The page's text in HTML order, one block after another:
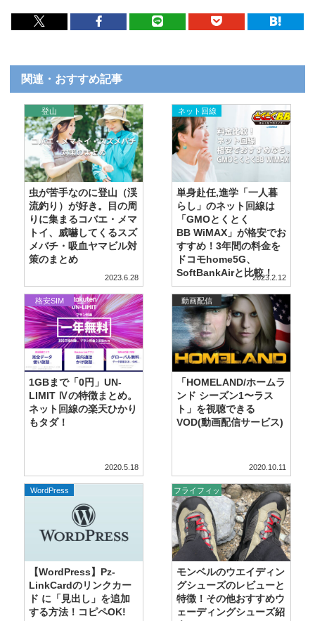
関連・おすすめ記事
虫が苦手なのに登山（渓
流釣り）が好き。目の周
りに集まるコバエ・メマ
トイ、威嚇してくるスズ
メバチ・吸血ヤマビル対
策のまとめ
2023.6.28
フライフィッ
シング
,
登山
単身赴任,進学「一人暮
らし」のネット回線は
「GMOとくとく
BB WiMAX」が格安でお
すすめ！3年間の料金を
ドコモhome5G、
SoftBankAirと比較！
2023.2.12
ネット回線
1GBまで「0円」UN-
LIMIT Ⅳの特徴まとめ。
ネット回線の楽天ひかり
もタダ！
2020.5.18
格安SIM
「HOMELAND/ホームラ
ンド シーズン1〜ラス
ト」を視聴できる
VOD(動画配信サービス)
2020.10.11
動画配信
【WordPress】Pz-
LinkCardのリンクカー
ド に「見出し」を追加
する方法！コピペOK!
WordPress
モンベルのウエイディン
グシューズのレビューと
特徴！その他おすすめウ
ェーディングシューズ紹
フライフィッ
シング